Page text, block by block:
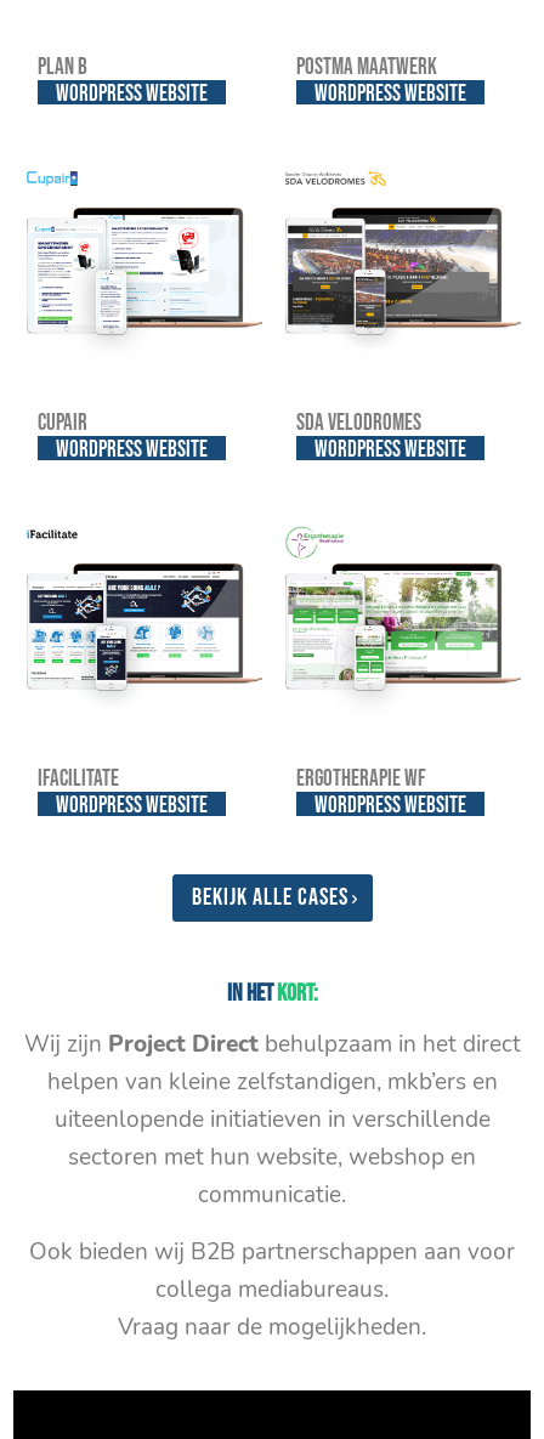
Plan B
WordPress website
Postma Maatwerk
WordPress website
Cupair
WordPress website
SDA Velodromes
WordPress website
iFacilitate
WordPress website
Ergotherapie WF
WordPress website
Bekijk alle cases
In hetkort:
Wij zijn Project Direct behulpzaam in het direct
helpen van kleine zelfstandigen, mkb’ers en
uiteenlopende initiatieven in verschillende
sectoren met hun website, webshop en
communicatie.
Ook bieden wij B2B partnerschappen aan voor
collega mediabureaus.
Vraag naar de mogelijkheden.